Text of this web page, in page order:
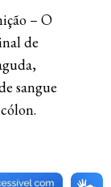
– O
de
sangue